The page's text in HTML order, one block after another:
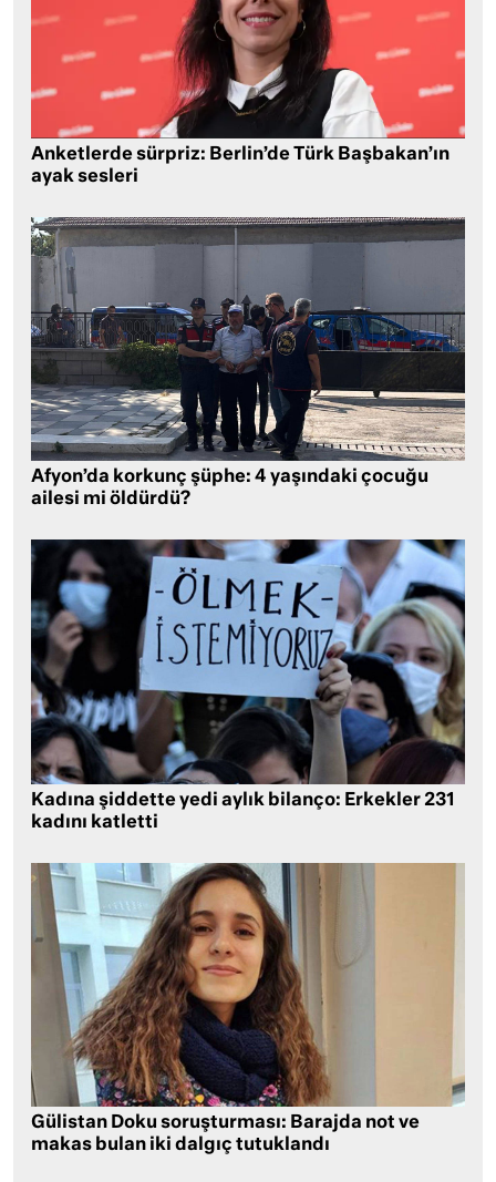
Anketlerde sürpriz: Berlin’de Türk Başbakan’ın
ayak sesleri
Afyon’da korkunç şüphe: 4 yaşındaki çocuğu
ailesi mi öldürdü?
Kadına şiddette yedi aylık bilanço: Erkekler 231
kadını katletti
Gülistan Doku soruşturması: Barajda not ve
makas bulan iki dalgıç tutuklandı